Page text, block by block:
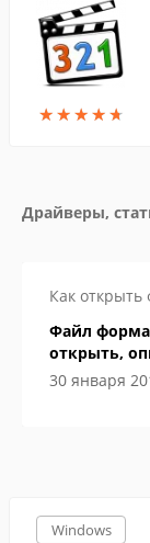
★★★★★
★★★★★
Драйверы,
Как открыть
Файл
открыть,
30 января
Windows